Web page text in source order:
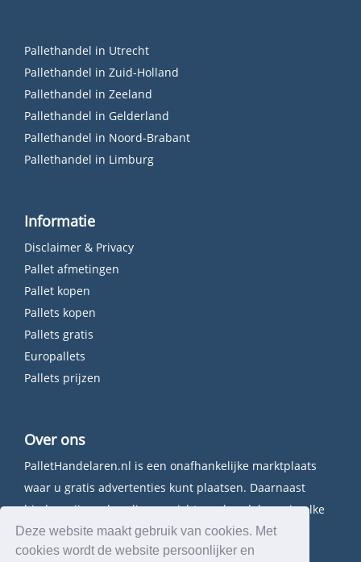
Deze website maakt gebruik van cookies. Met
cookies wordt de website persoonlijker en
Pallethandel in Utrecht
Pallethandel in Zuid-Holland
Pallethandel in Zeeland
Pallethandel in Gelderland
Pallethandel in Noord-Brabant
Pallethandel in Limburg
Informatie
Disclaimer & Privacy
Pallet afmetingen
Pallet kopen
Pallets kopen
Pallets gratis
Europallets
Pallets prijzen
Over ons
PalletHandelaren.nl is een onafhankelijke marktplaats
waar u gratis advertenties kunt plaatsen. Daarnaast
bieden wij een handig overzicht van handelaren in elke
provincie.